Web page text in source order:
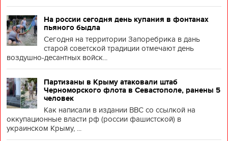
На россии сегодня день купания в фонтанах
пьяного быдла
Сегодня на территории Запоребрика в дань
старой советской традиции отмечают день
воздушно-десантных войск...
Партизаны в Крыму атаковали штаб
Черноморского флота в Севастополе, ранены 5
человек
Как написали в издании BBC со ссылкой на
оккупационные власти рф (россии фашистской) в
украинском Крыму, ...